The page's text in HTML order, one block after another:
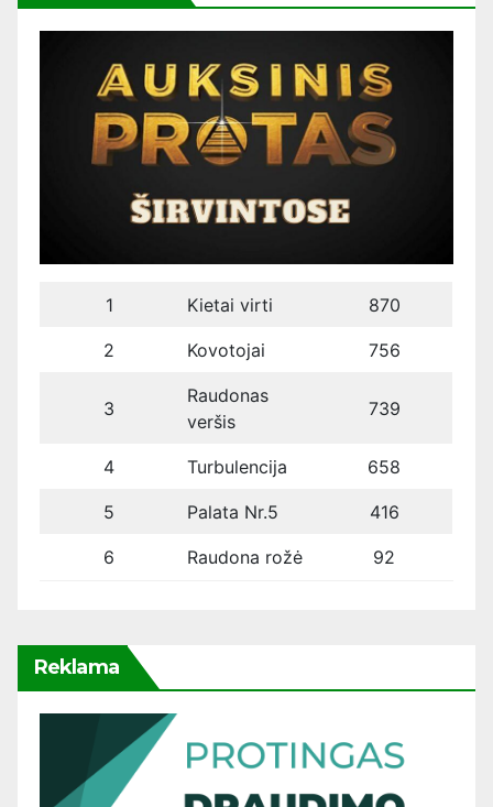
1 Kietai virti 870
2 Kovotojai 756
3
Raudonas
veršis
739
4 Turbulencija 658
5 Palata Nr.5 416
6 Raudona rožė 92
Reklama